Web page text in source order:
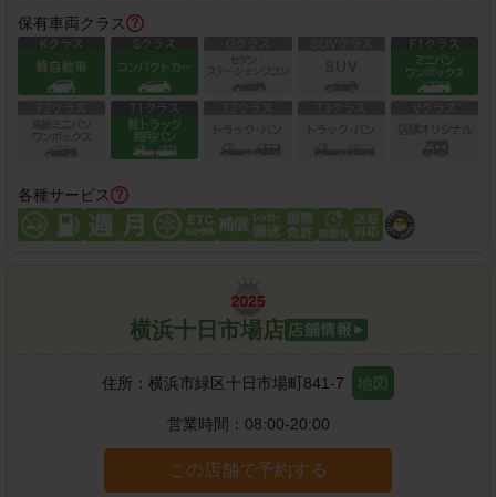
保有車両クラス
各種サービス
横浜十日市場店
住所： 横浜市緑区十日市場町841-7 地図
営業時間： 08:00-20:00
この店舗で予約する